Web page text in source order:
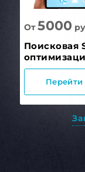
От5000
Поисковая
Перейти